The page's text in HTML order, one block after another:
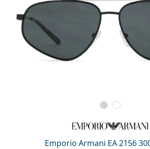
Emporio Armani EA 2156